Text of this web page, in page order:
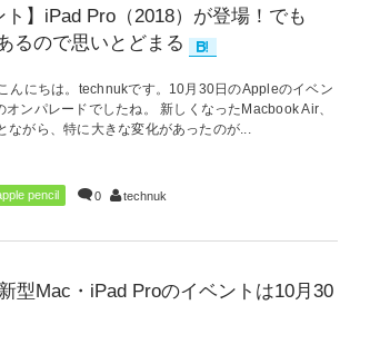
ト】iPad Pro（2018）が登場！でも
るので思いとどまる
んにちは。technukです。10月30日のAppleのイベン
オンパレードでしたね。 新しくなったMacbook Air、
ながら、特に大きな変化があったのが...
pencil 0 technuk
型Mac・iPad Proのイベントは10月30